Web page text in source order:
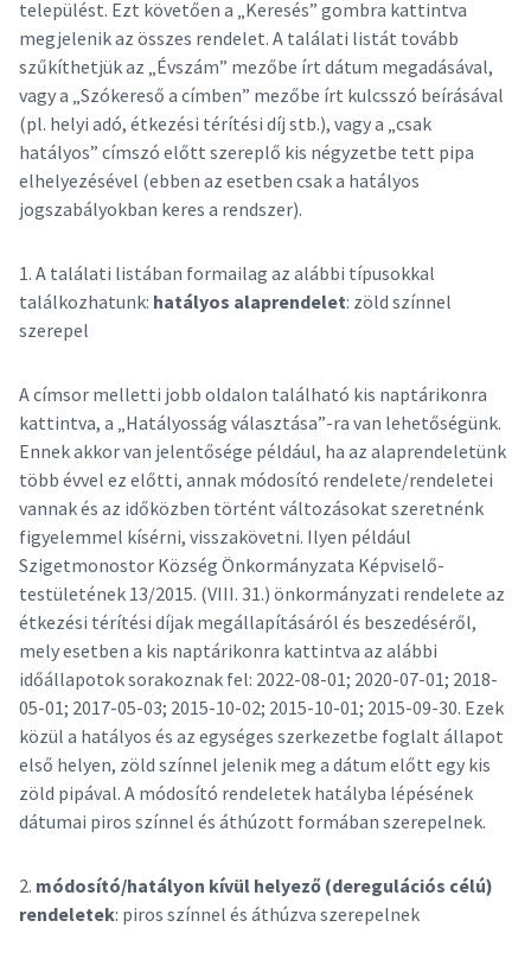
települést. Ezt követően a „Keresés” gombra kattintva
megjelenik az összes rendelet. A találati listát tovább
szűkíthetjük az „Évszám” mezőbe írt dátum megadásával,
vagy a „Szókereső a címben” mezőbe írt kulcsszó beírásával
(pl. helyi adó, étkezési térítési díj stb.), vagy a „csak
hatályos” címszó előtt szereplő kis négyzetbe tett pipa
elhelyezésével (ebben az esetben csak a hatályos
jogszabályokban keres a rendszer).
1. A találati listában formailag az alábbi típusokkal
találkozhatunk: hatályos alaprendelet: zöld színnel
szerepel
A címsor melletti jobb oldalon található kis naptárikonra
kattintva, a „Hatályosság választása”-ra van lehetőségünk.
Ennek akkor van jelentősége például, ha az alaprendeletünk
több évvel ez előtti, annak módosító rendelete/rendeletei
vannak és az időközben történt változásokat szeretnénk
figyelemmel kísérni, visszakövetni. Ilyen például
Szigetmonostor Község Önkormányzata Képviselő-
testületének 13/2015. (VIII. 31.) önkormányzati rendelete az
étkezési térítési díjak megállapításáról és beszedéséről,
mely esetben a kis naptárikonra kattintva az alábbi
időállapotok sorakoznak fel: 2022-08-01; 2020-07-01; 2018-
05-01; 2017-05-03; 2015-10-02; 2015-10-01; 2015-09-30. Ezek
közül a hatályos és az egységes szerkezetbe foglalt állapot
első helyen, zöld színnel jelenik meg a dátum előtt egy kis
zöld pipával. A módosító rendeletek hatályba lépésének
dátumai piros színnel és áthúzott formában szerepelnek.
2. módosító/hatályon kívül helyező (deregulációs célú)
rendeletek: piros színnel és áthúzva szerepelnek